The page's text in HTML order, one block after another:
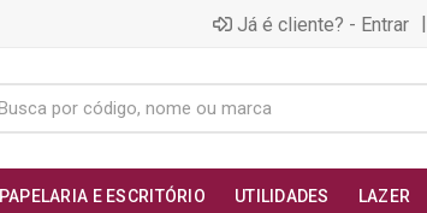
Já é cliente? - Entrar |
PAPELARIA E ESCRITÓRIO UTILIDADES LAZER